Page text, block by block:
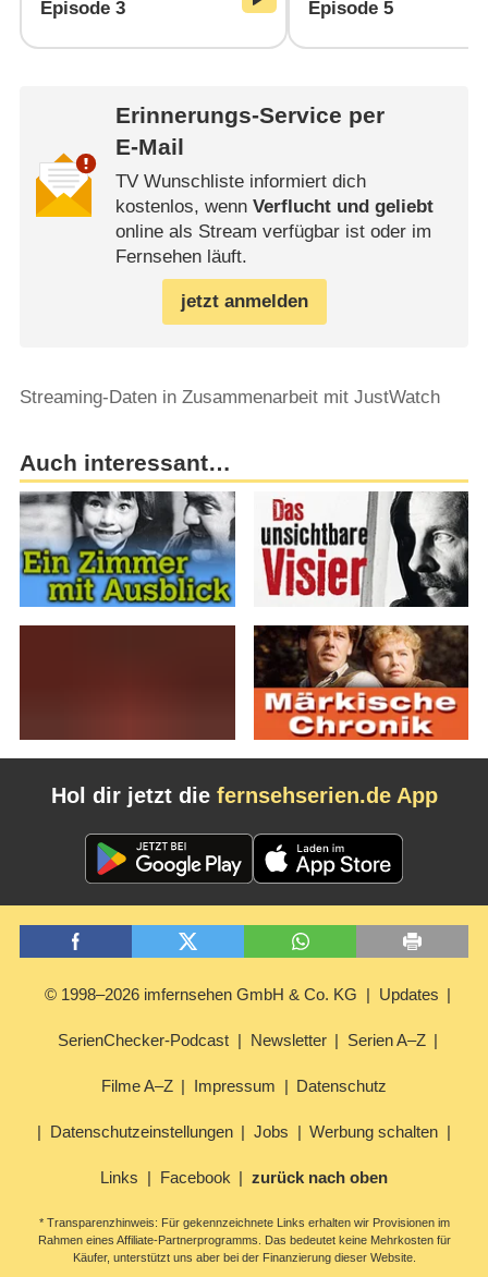
Episode 3
Episode 5
Erinnerungs-Service per
E-Mail
TV Wunschliste informiert dich
kostenlos, wenn Verflucht und geliebt
online als Stream verfügbar ist oder im
Fernsehen läuft.
jetzt anmelden
Streaming-Daten in Zusammenarbeit mit JustWatch
Auch interessant…
Hol dir jetzt die fernsehserien.de App
© 1998–2026 imfernsehen GmbH & Co. KG Updates
SerienChecker-Podcast Newsletter Serien A–Z
Filme A–Z Impressum Datenschutz
Datenschutzeinstellungen Jobs Werbung schalten
Links Facebook zurück nach oben
* Transparenzhinweis: Für gekennzeichnete Links erhalten wir Provisionen im
Rahmen eines Affiliate-Partnerprogramms. Das bedeutet keine Mehrkosten für
Käufer, unterstützt uns aber bei der Finanzierung dieser Website.